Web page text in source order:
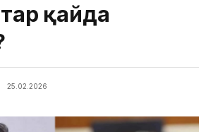
қайда
25.02.2026